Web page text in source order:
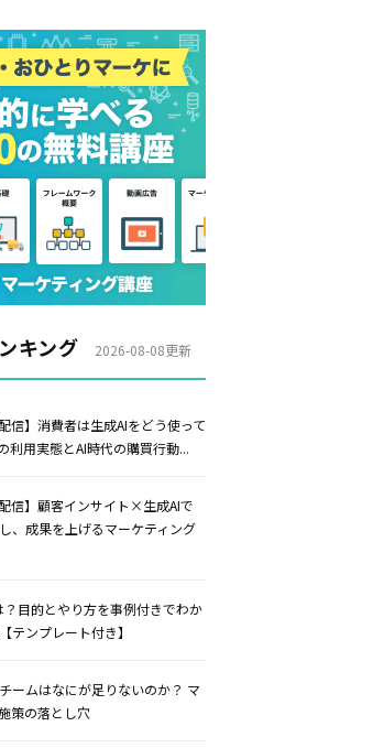
キング 2026-08-08更新
信】消費者は生成AIをどう使って
利用実態とAI時代の購買行動...
配信】顧客インサイト×生成AIで
、成果を上げるマーケティング
？目的とやり方を事例付きでわか
テンプレート付き】
ームはなにが足りないのか？ マ
策の落とし穴